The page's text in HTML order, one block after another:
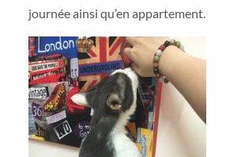
journée ainsi qu’en appartement.